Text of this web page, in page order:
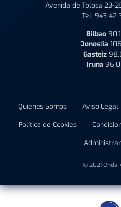
Avenida de Tolosa 23-
Tel: 943 42
Bilbao
Donostia
Gasteiz
Iruña 96.0
Quiénes Somos Aviso Legal
Política de Cookies
© 2021 Onda